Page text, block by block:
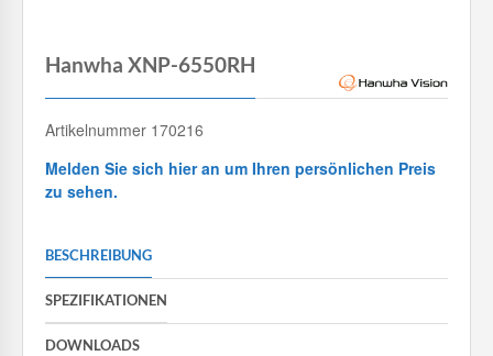
Hanwha XNP-6550RH
Artikelnummer 170216
Melden Sie sich hier an um Ihren persönlichen Preis
zu sehen.
BESCHREIBUNG
SPEZIFIKATIONEN
DOWNLOADS